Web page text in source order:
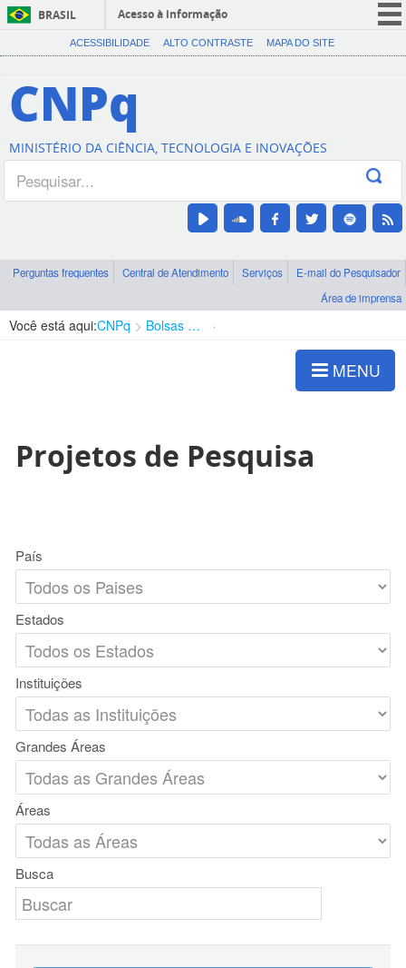
BRASIL
Acesso à informação
CORONAVÍRUS (COVID-19)
Canais
ACESSIBILIDADE ALTO CONTRASTE MAPA DO SITE
CNPq
MINISTÉRIO DA CIÊNCIA, TECNOLOGIA E INOVAÇÕES
Perguntas frequentes Central de Atendimento Serviços
E-mail do Pesquisador
Área de imprensa
Você está aqui:CNPq Bolsas e Auxílios Vigentes
MENU
Projetos de Pesquisa
País
Estados
Instituições
Grandes Áreas
Áreas
Busca